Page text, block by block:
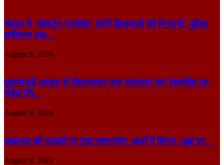
भोपाल में ‘सीक्रेट नागरिक’ करेंगे शिकायतों की निगरानी, पुलिस
कमिश्नर तक...
August 9, 2026
मुख्यमंत्री आवास से विधानभवन तक पदयात्रा कर देशभक्ति का
संदेश देंगे...
August 9, 2026
लखनऊ की सड़कों पर गूंजा राष्ट्रप्रेम, हाथों में तिरंगा, जुबां पर...
August 9, 2026